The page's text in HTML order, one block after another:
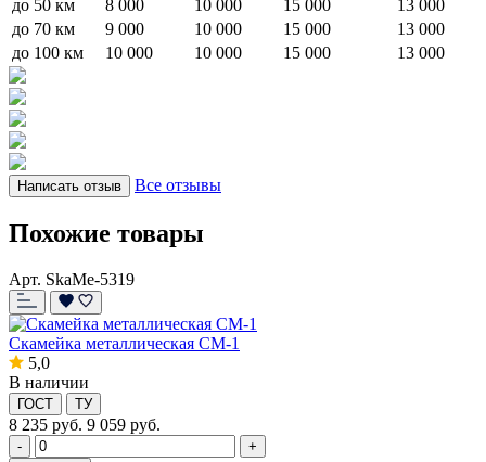
до 50 км 8 000 10 000 15 000
13 000
до 70 км
9 000 10 000 15 000
13 000
до 100 км
10 000 10 000 15 000 13 000
Написать отзыв Все отзывы
Похожие товары
Арт. SkaMe-5319
Скамейка металлическая СМ-1
5,0
В наличии
ГОСТ ТУ
8 235 руб. 9 059 руб.
-
+